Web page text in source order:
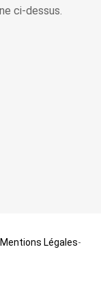
ci-dessus.
Mentions Légales-